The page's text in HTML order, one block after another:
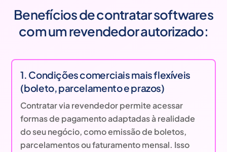
Benefícios de contratar softwares
com um revendedor autorizado:
1. Condições comerciais mais flexíveis
(boleto, parcelamento e prazos)
Contratar via revendedor permite acessar
formas de pagamento adaptadas à realidade
do seu negócio, como emissão de boletos,
parcelamentos ou faturamento mensal. Isso